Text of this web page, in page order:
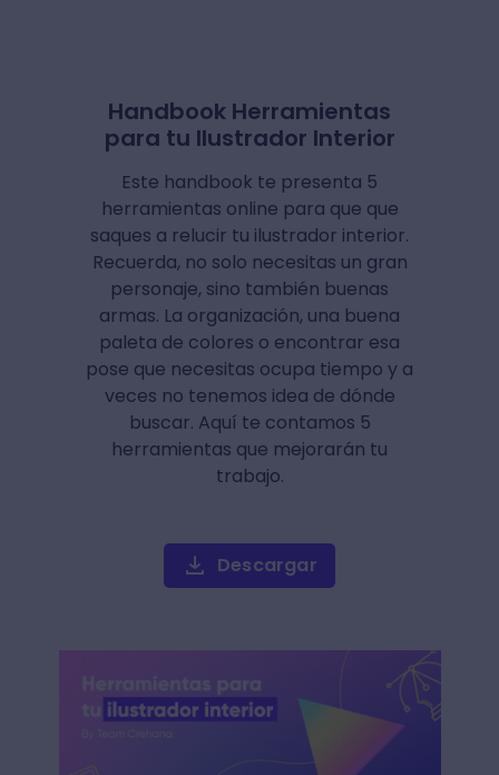
Handbook Herramientas
para tu Ilustrador Interior
Este handbook te presenta 5
herramientas online para que que
saques a relucir tu ilustrador interior.
Recuerda, no solo necesitas un gran
personaje, sino también buenas
armas. La organización, una buena
paleta de colores o encontrar esa
pose que necesitas ocupa tiempo y a
veces no tenemos idea de dónde
buscar. Aquí te contamos 5
herramientas que mejorarán tu
trabajo.
Descargar